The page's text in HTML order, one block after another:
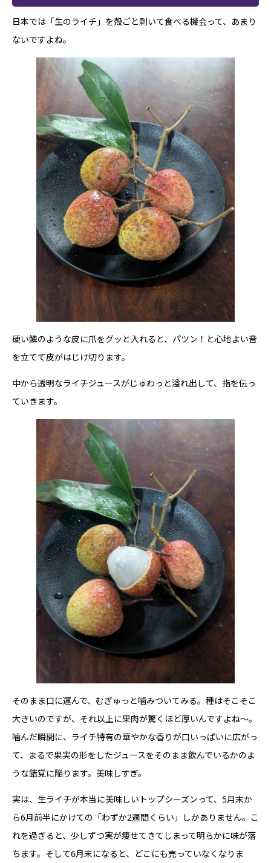
日本では「生のライチ」を殻ごと剥いて食べる機会って、あまり
ないですよね。
硬い鱗のような皮に爪をグッと入れると、パツン！と心地よい音
を立てて皮がはじけ切ります。
中から透明なライチジュースがじゅわっと溢れ出して、指を伝っ
ていきます。
そのまま口に運んで、むぎゅっと噛みついてみる。種はそこそこ
大きいのですが、それ以上に果肉が驚くほど厚いんですよね～。
噛んだ瞬間に、ライチ特有の華やかな香りが口いっぱいに広がっ
て、まるで果実の形をしたジュースをそのまま飲んでいるかのよ
うな錯覚に陥ります。美味しすぎ。
実は、生ライチが本当に美味しいトップシーズンって、5月末か
ら6月前半にかけての「わずか2週間くらい」しかありません。こ
れを過ぎると、少しずつ実が痩せてきてしまって明らかに味が落
ちます。そして6月末になると、どこにも売っていなくなりま